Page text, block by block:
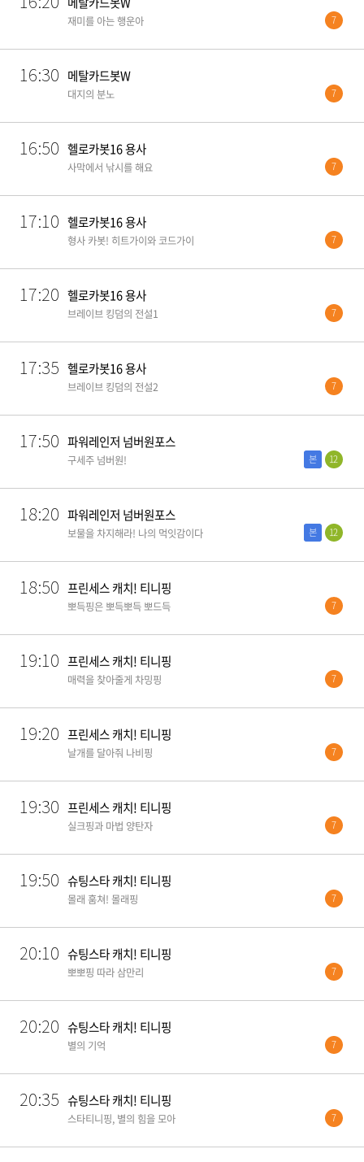
재미를 아는 행운아 7
16:30 메탈카드봇W
대지의 분노 7
16:50 헬로카봇16 용사
사막에서 낚시를 해요 7
17:10 헬로카봇16 용사
형사 카봇! 히트가이와 코드가이 7
17:20 헬로카봇16 용사
브레이브 킹덤의 전설1 7
17:35 헬로카봇16 용사
브레이브 킹덤의 전설2 7
17:50 파워레인저 넘버원포스
구세주 넘버원! 본 12
18:20 파워레인저 넘버원포스
보물을 차지해라! 나의 먹잇감이다 본 12
18:50 프린세스 캐치! 티니핑
뽀득핑은 뽀득뽀득 뽀드득 7
19:10 프린세스 캐치! 티니핑
매력을 찾아줄게 차밍핑 7
19:20 프린세스 캐치! 티니핑
날개를 달아줘 나비핑 7
19:30 프린세스 캐치! 티니핑
실크핑과 마법 양탄자 7
19:50 슈팅스타 캐치! 티니핑
몰래 훔쳐! 몰래핑 7
20:10 슈팅스타 캐치! 티니핑
뽀뽀핑 따라 삼만리 7
20:20 슈팅스타 캐치! 티니핑
별의 기억 7
20:35 슈팅스타 캐치! 티니핑
스타티니핑, 별의 힘을 모아 7